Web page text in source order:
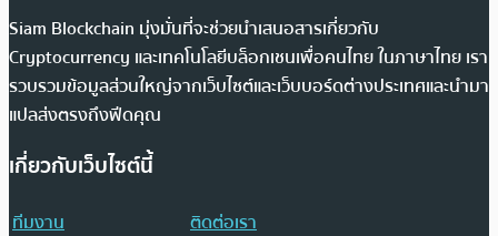
Siam Blockchain มุ่งมั่นที่จะช่วยนำเสนอสารเกี่ยวกับ
Cryptocurrency และเทคโนโลยีบล็อกเชนเพื่อคนไทย ในภาษาไทย เรา
รวบรวมข้อมูลส่วนใหญ่จากเว็บไซต์และเว็บบอร์ดต่างประเทศและนำมา
แปลส่งตรงถึงฟีดคุณ
เกี่ยวกับเว็บไซต์นี้
ทีมงาน
ติดต่อเรา